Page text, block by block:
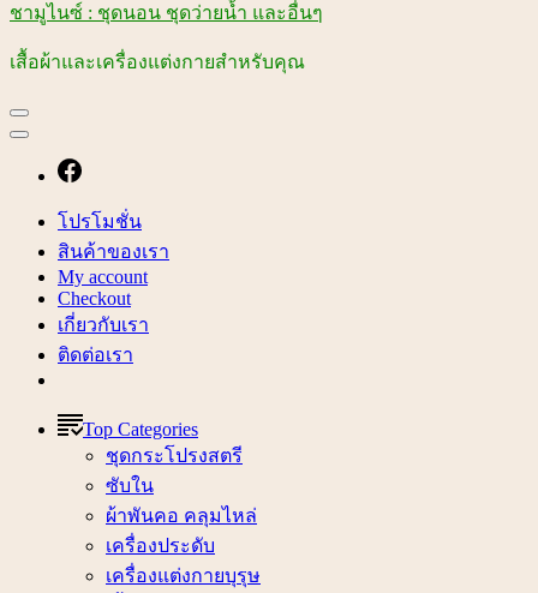
ชามูไนซ์ : ชุดนอน ชุดว่ายน้ำ และอื่นๆ
เสื้อผ้าและเครื่องแต่งกายสำหรับคุณ
โปรโมชั่น
สินค้าของเรา
My account
Checkout
เกี่ยวกับเรา
ติดต่อเรา
Top Categories
ชุดกระโปรงสตรี
ซับใน
ผ้าพันคอ คลุมไหล่
เครื่องประดับ
เครื่องแต่งกายบุรุษ